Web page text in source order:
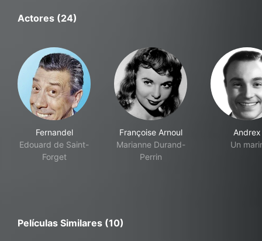
Actores (24)
Fernandel
Edouard de Saint-
Forget
Françoise Arnoul
Marianne Durand-
Perrin
Andrex
Un
Películas Similares (10)